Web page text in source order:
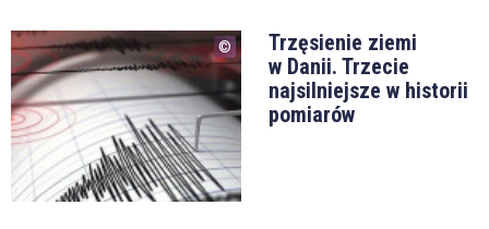
Trzęsienie ziemi
w Danii. Trzecie
najsilniejsze w historii
pomiarów